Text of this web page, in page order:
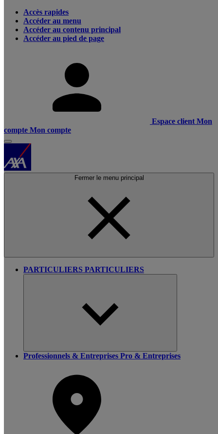
Accès rapides
Accéder au menu
Accéder au contenu principal
Accéder au pied de page
Espace client Mon
compte Mon compte
Fermer le menu principal
PARTICULIERS PARTICULIERS
Professionnels & Entreprises Pro & Entreprises